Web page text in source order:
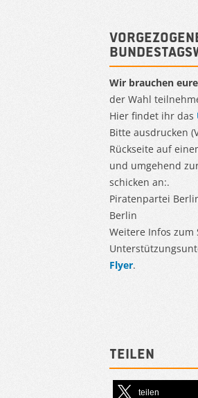
Wir brauchen
der Wahl
Hier findet ihr das
Bitte ausdrucken
Rückseite auf
und umgehend
schicken an:.
Piratenpartei
Berlin
Weitere Infos zum
Flyer.
Teilen
teilen